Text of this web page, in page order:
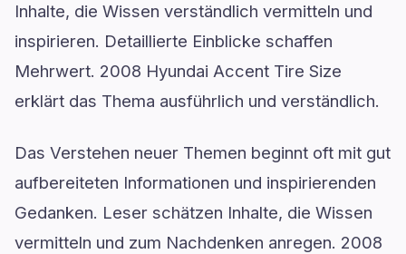
Inhalte, die Wissen verständlich vermitteln und
inspirieren. Detaillierte Einblicke schaffen
Mehrwert. 2008 Hyundai Accent Tire Size
erklärt das Thema ausführlich und verständlich.
Das Verstehen neuer Themen beginnt oft mit gut
aufbereiteten Informationen und inspirierenden
Gedanken. Leser schätzen Inhalte, die Wissen
vermitteln und zum Nachdenken anregen. 2008